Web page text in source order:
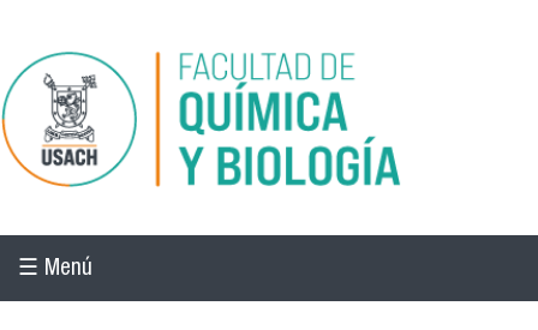
Pasar al contenido principal
☰ Menú